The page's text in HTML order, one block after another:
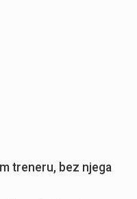
treneru, bez njega